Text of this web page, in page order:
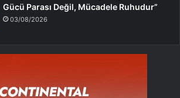
Gücü Parası Değil, Mücadele Ruhudur”
03/08/2026